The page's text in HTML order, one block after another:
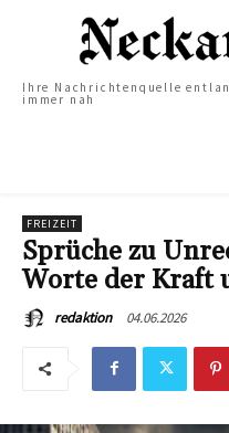
Ihre Nachrichtenquelle
immer nah
FREIZEIT
Sprüche zu
Worte der Kraft
redaktion 04.06.2026